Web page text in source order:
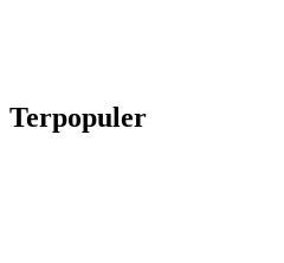
Terpopuler